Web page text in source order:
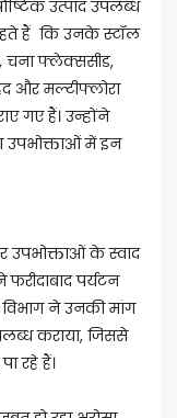
उत्पाद उपलब्ध
हैं कि उनके स्टॉल
चना फ्लेक्ससीड,
और मल्टीफ्लोरा
गए हैं। उन्होंने
उपभोक्ताओं में इन
उपभोक्ताओं के स्वाद
पर्यटन
ने उनकी मांग
कराया, जिससे
रहे हैं।